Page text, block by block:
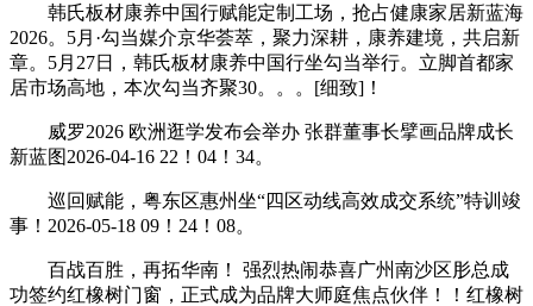
韩氏板材康养中国行赋能定制工场，抢占健康家居新蓝海
2026。5月·勾当媒介京华荟萃，聚力深耕，康养建境，共启新
章。5月27日，韩氏板材康养中国行坐勾当举行。立脚首都家
居市场高地，本次勾当齐聚30。。。[细致]！
威罗2026 欧洲逛学发布会举办 张群董事长擘画品牌成长
新蓝图2026-04-16 22！04！34。
巡回赋能，粤东区惠州坐“四区动线高效成交系统”特训竣
事！2026-05-18 09！24！08。
百战百胜，再拓华南！ 强烈热闹恭喜广州南沙区肜总成
功签约红橡树门窗，正式成为品牌大师庭焦点伙伴！！红橡树